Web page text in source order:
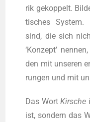
rik gekop­pelt.
ti­sches Sys­tem.
sind, die sich
‘Kon­zept’
den mit unse­ren
run­gen und mit
Das WortKir­sche
ist, son­dern das